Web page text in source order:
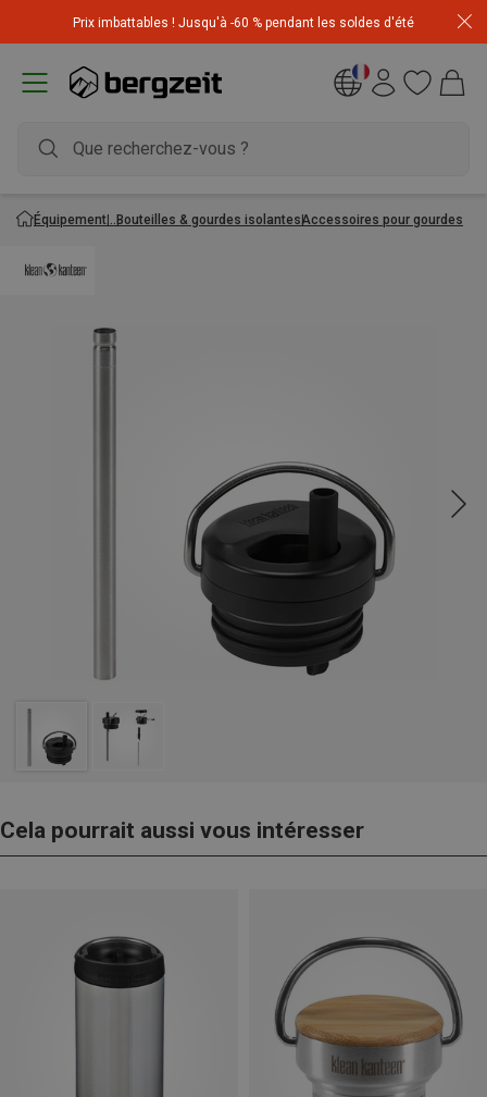
Prix imbattables ! Jusqu'à -60 % pendant les soldes d'été
l'article le moins cher! Code
Équipement Bouteilles & gourdes isolantesAccessoires pour gourdes
Cela pourrait aussi vous intéresser